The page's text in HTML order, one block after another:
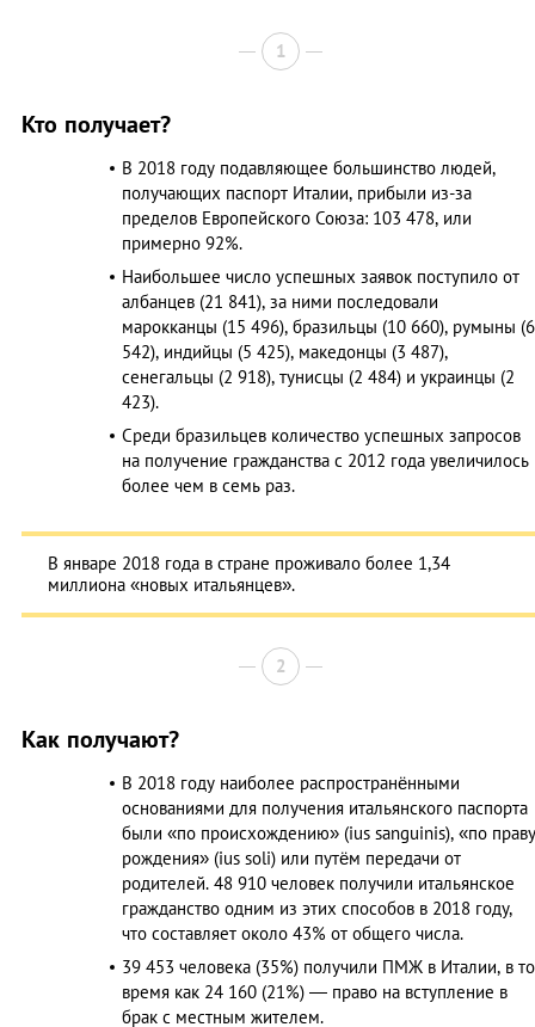
1
Кто получает?
В 2018 году подавляющее большинство людей,
получающих паспорт Италии, прибыли из-за
пределов Европейского Союза: 103 478, или
примерно 92%.
Наибольшее число успешных заявок поступило от
албанцев (21 841), за ними последовали
марокканцы (15 496), бразильцы (10 660), румыны (6
542), индийцы (5 425), македонцы (3 487),
сенегальцы (2 918), тунисцы (2 484) и украинцы (2
423).
Среди бразильцев количество успешных запросов
на получение гражданства с 2012 года увеличилось
более чем в семь раз.
В январе 2018 года в стране проживало более 1,34
миллиона «новых итальянцев».
2
Как получают?
В 2018 году наиболее распространёнными
основаниями для получения итальянского паспорта
были «по происхождению» (ius sanguinis), «по праву
рождения» (ius soli) или путём передачи от
родителей. 48 910 человек получили итальянское
гражданство одним из этих способов в 2018 году,
что составляет около 43% от общего числа.
39 453 человека (35%) получили ПМЖ в Италии, в то
время как 24 160 (21%) — право на вступление в
брак с местным жителем.